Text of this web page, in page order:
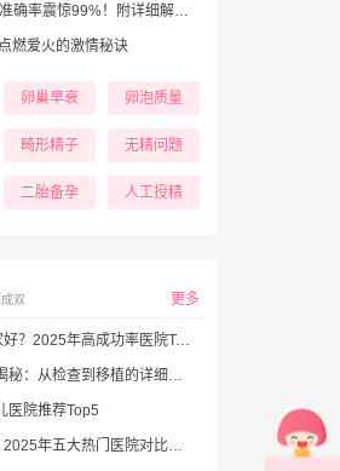
率震惊99%！附详细解析表！
燃爱火的激情秘诀
卵巢早衰 卵泡质量
畸形精子 无精问题
二胎备孕 人工授精
双 更多
年高成功率医院Top5推荐
从检查到移植的详细步骤
医院推荐Top5
五大热门医院对比与避坑秘诀